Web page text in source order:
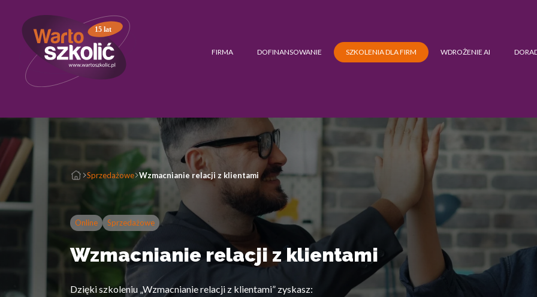
15 lat
FIRMA DOFINANSOWANIE SZKOLENIA DLA FIRM WDROŻENIE AI
Sprzedażowe Wzmacnianie relacji z klientami
Online Sprzedażowe
Wzmacnianie relacji z klientami
Dzięki szkoleniu „Wzmacnianie relacji z klientami” zyskasz: